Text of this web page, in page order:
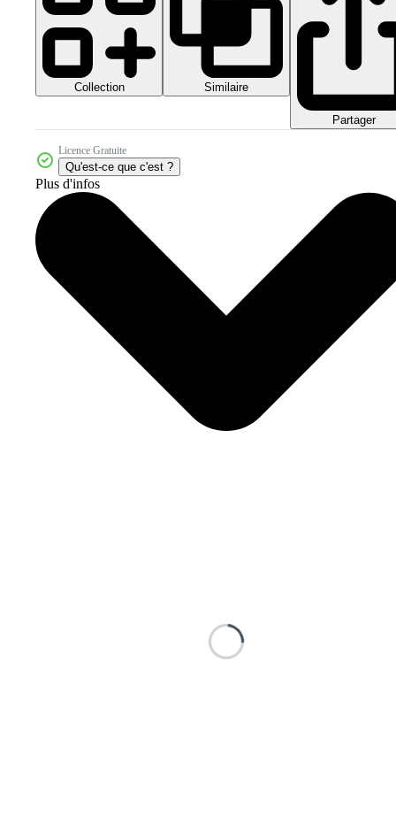
Collection Similaire
Partager
Licence Gratuite
Qu'est-ce que c'est ?
Plus d'infos